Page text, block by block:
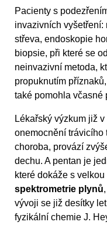
Pacienty s
invazivních vyšetření:
střeva, endoskopie
biopsie, při které se
neinvazivní metoda,
propuknutím
také pomohla včasné
Lékařský výzkum již
onemocnění trávicího
choroba, provází
dechu. A pentan je
které dokáže s
spektrometrie plynů
vývoji se již desítky
fyzikální chemie J.